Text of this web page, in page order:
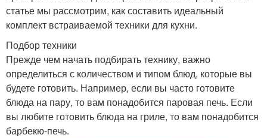
статье мы рассмотрим, как составить идеальный
комплект встраиваемой техники для кухни.
Подбор техники
Прежде чем начать подбирать технику, важно
определиться с количеством и типом блюд, которые вы
будете готовить. Например, если вы часто готовите
блюда на пару, то вам понадобится паровая печь. Если
вы любите готовить блюда на гриле, то вам понадобится
барбекю-печь.